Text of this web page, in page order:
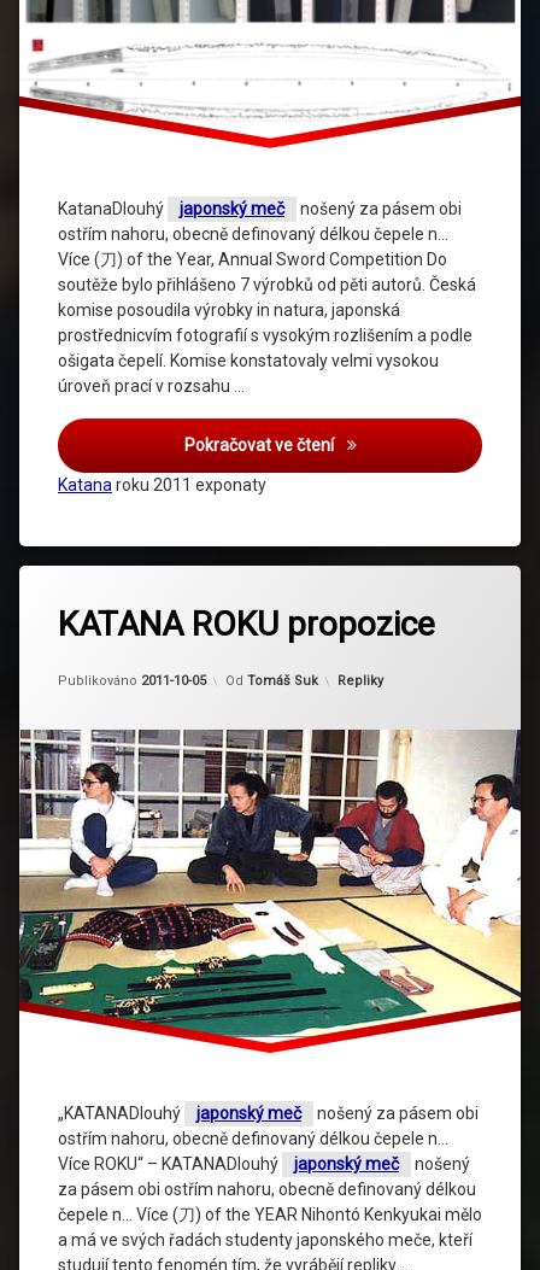
KatanaDlouhý japonský meč
nošený za pásem obi
ostřím nahoru, obecně definovaný délkou čepele n…
Více (刀) of the Year, Annual Sword Competition Do
soutěže bylo přihlášeno 7 výrobků od pěti autorů. Česká
komise posoudila výrobky in natura, japonská
prostřednicvím fotografií s vysokým rozlišením a podle
ošigata čepelí. Komise konstatovaly velmi vysokou
úroveň prací v rozsahu …
Pokračovat ve čtení
Katana roku 2011 exponaty
KATANA ROKU propozice
Publikováno 2011-10-05 Od Tomáš Suk Kategorie:
Repliky
„KATANADlouhý japonský meč
nošený za pásem obi
ostřím nahoru, obecně definovaný délkou čepele n…
Více ROKU“ – KATANADlouhý
japonský meč
nošený
za pásem obi ostřím nahoru, obecně definovaný délkou
čepele n… Více (刀) of the YEAR Nihontó Kenkyukai mělo
a má ve svých řadách studenty japonského meče, kteří
studují tento fenomén tím, že vyrábějí repliky …